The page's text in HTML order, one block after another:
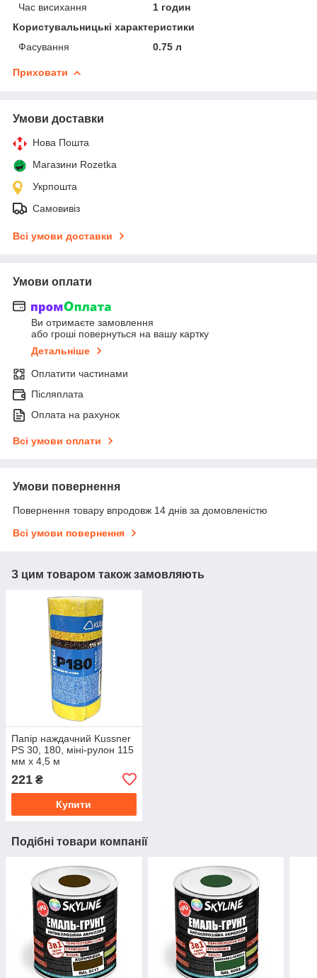
Час висихання
1 годин
Користувальницькі характеристики
Фасування
0.75 л
Приховати
Умови доставки
Нова Пошта
Магазини Rozetka
Укрпошта
Самовивіз
Всі умови доставки
Умови оплати
Ви отримаєте замовлення
або гроші повернуться на вашу картку
Детальніше
Оплатити частинами
Післяплата
Оплата на рахунок
Всі умови оплати
Умови повернення
Повернення товару впродовж 14 днів за домовленістю
Всі умови повернення
З цим товаром також замовляють
Папір наждачний Kussner
PS 30, 180, міні-рулон 115
мм x 4,5 м
221 ₴
Купити
Подібні товари компанії